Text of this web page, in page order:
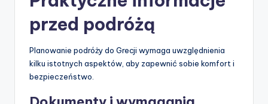
przed podróżą
Planowanie podróży do Grecji wymaga uwzględnienia
kilku istotnych aspektów, aby zapewnić sobie komfort i
bezpieczeństwo.